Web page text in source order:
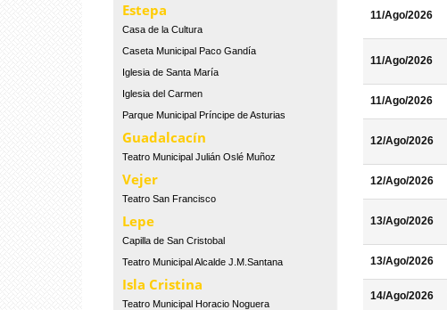
Estepa
Casa de la Cultura
Caseta Municipal Paco Gandía
Iglesia de Santa María
Iglesia del Carmen
Parque Municipal Príncipe de Asturias
Guadalcacín
Teatro Municipal Julián Oslé Muñoz
Vejer
Teatro San Francisco
Lepe
Capilla de San Cristobal
Teatro Municipal Alcalde J.M.Santana
Isla Cristina
Teatro Municipal Horacio Noguera
11/Ago/2026
11/Ago/2026
11/Ago/2026
12/Ago/2026
12/Ago/2026
13/Ago/2026
13/Ago/2026
14/Ago/2026